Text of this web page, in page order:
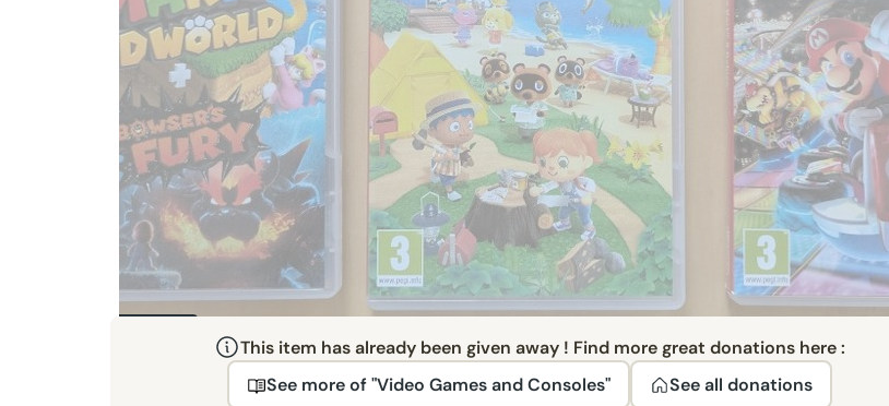
This item has already been given away ! Find more great donations here :
See more of "Video Games and Consoles"
See all donations